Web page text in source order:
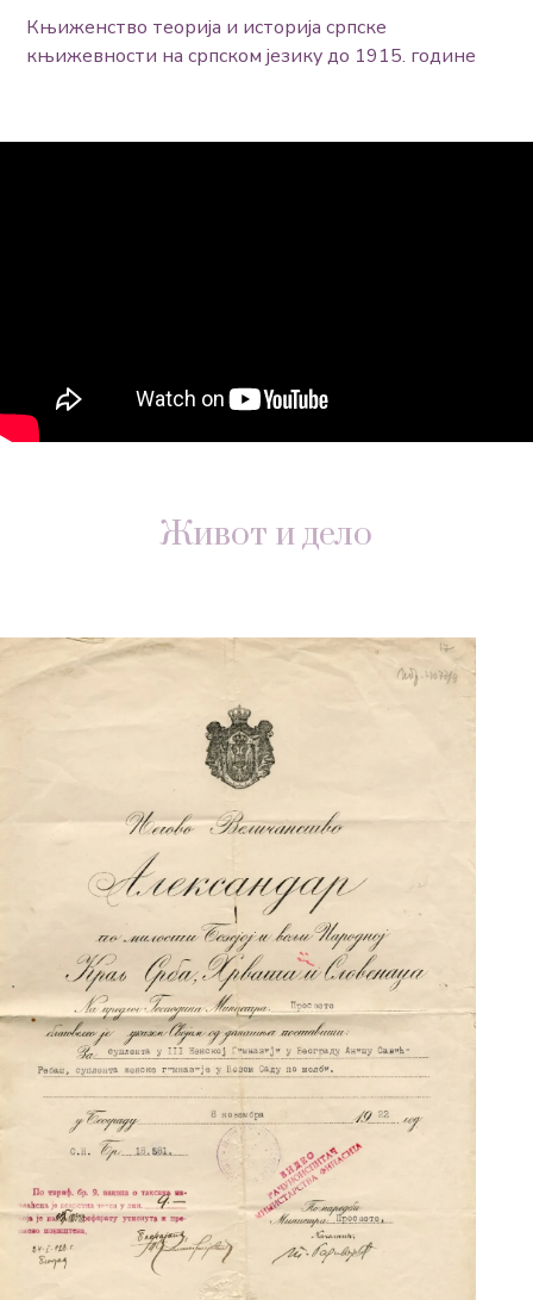
Књиженство теорија и историја српске
књижевности на српском језику до 1915. године
Живот и дело